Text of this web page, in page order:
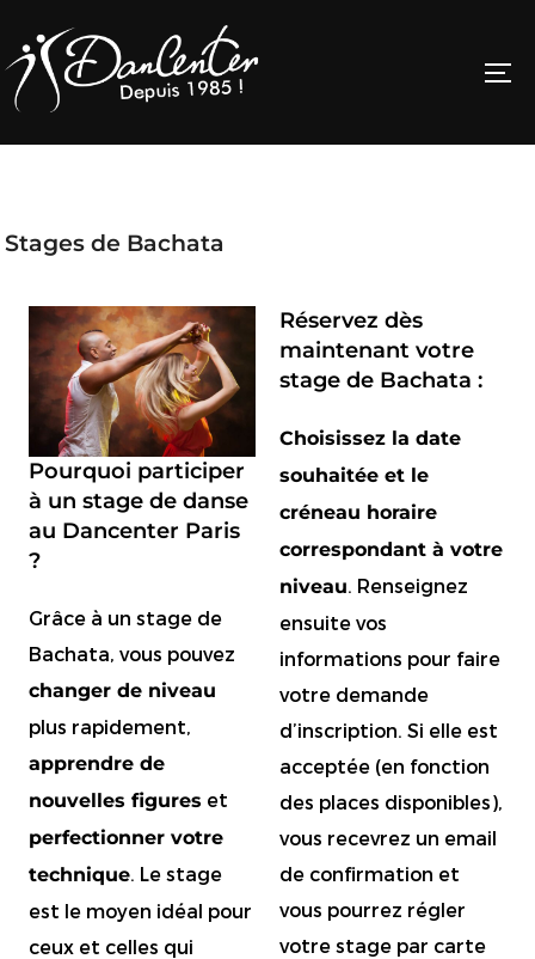
Stages de Bachata
Pourquoi participer
à un stage de danse
au Dancenter Paris
?
Grâce à un stage de
Bachata, vous pouvez
changer de niveau
plus rapidement,
apprendre de
nouvelles figures et
perfectionner votre
technique. Le stage
est le moyen idéal pour
ceux et celles qui
Réservez dès
maintenant votre
stage de Bachata :
Choisissez la date
souhaitée et le
créneau horaire
correspondant à votre
niveau . Renseignez
ensuite vos
informations pour faire
votre demande
d’inscription. Si elle est
acceptée (en fonction
des places disponibles),
vous recevrez un email
de confirmation et
vous pourrez régler
votre stage par carte